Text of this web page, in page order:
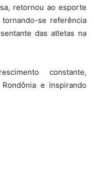
retornou ao esporte
se referência
das atletas na
constante,
e inspirando